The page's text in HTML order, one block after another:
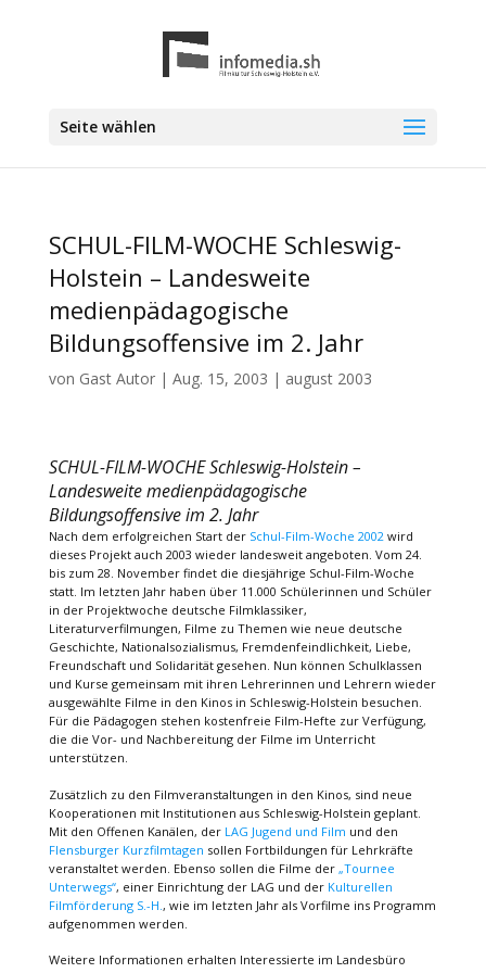
Seite wählen
SCHUL-FILM-WOCHE Schleswig-
Holstein – Landesweite
medienpädagogische
Bildungsoffensive im 2. Jahr
von Gast Autor| Aug. 15, 2003 | august 2003
SCHUL-FILM-WOCHE Schleswig-Holstein –
Landesweite medienpädagogische
Bildungsoffensive im 2. Jahr
Nach dem erfolgreichen Start der Schul-Film-Woche 2002wird
dieses Projekt auch 2003 wieder landesweit angeboten. Vom 24.
bis zum 28. November findet die diesjährige Schul-Film-Woche
statt. Im letzten Jahr haben über 11.000 Schülerinnen und Schüler
in der Projektwoche deutsche Filmklassiker,
Literaturverfilmungen, Filme zu Themen wie neue deutsche
Geschichte, Nationalsozialismus, Fremdenfeindlichkeit, Liebe,
Freundschaft und Solidarität gesehen. Nun können Schulklassen
und Kurse gemeinsam mit ihren Lehrerinnen und Lehrern wieder
ausgewählte Filme in den Kinos in Schleswig-Holstein besuchen.
Für die Pädagogen stehen kostenfreie Film-Hefte zur Verfügung,
die die Vor- und Nachbereitung der Filme im Unterricht
unterstützen.
Zusätzlich zu den Filmveranstaltungen in den Kinos, sind neue
Kooperationen mit Institutionen aus Schleswig-Holstein geplant.
Mit den Offenen Kanälen, der LAG Jugend und Film und den
Flensburger Kurzfilmtagen sollen Fortbildungen für Lehrkräfte
veranstaltet werden. Ebenso sollen die Filme der „Tournee
Unterwegs“, einer Einrichtung der LAG und der Kulturellen
Filmförderung S.-H. , wie im letzten Jahr als Vorfilme ins Programm
aufgenommen werden.
Weitere Informationen erhalten Interessierte im Landesbüro